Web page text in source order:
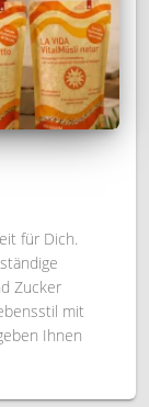
für Dich.
Zucker
mit
Ihnen